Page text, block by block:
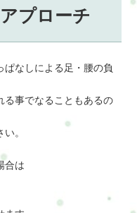
プローチ
ぱなしによる足・腰の負
る事でなることもあるの
。
合は